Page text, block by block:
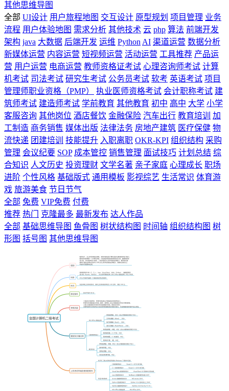
其他思维导图
全部 UI设计 用户旅程地图 交互设计 原型规划 项目管理 业务
流程 用户体验地图 需求分析 其他技术 云 php 算法 前端开发
架构 java 大数据 后端开发 运维 Python AI 渠道运营 数据分析
新媒体运营 内容运营 短视频运营 活动运营 工具推荐 产品运
营 用户运营 电商运营 教师资格证考试 心理咨询师考试 计算
机考试 司法考试 研究生考试 公务员考试 软考 英语考试 项目
管理师职业资格（PMP）
执业医师资格考试 会计职称考试 建
筑师考试 建造师考试 学前教育 其他教育 初中 高中 大学 小学
客服咨询 其他岗位 酒店餐饮 金融保险 汽车出行 教育培训
加
工制造 商务销售 媒体出版 法律法务 房地产建筑 医疗保健 物
流快递 团建培训 技能提升 入职离职 OKR-KPI 组织结构 采购
管理 会议纪要 SOP 成本管控 销售管理 面试技巧 计划总结 综
合知识 人文历史 投资理财 文学名著 亲子家庭 心理成长 职场
进阶 个性风格 基础版式 通用模板 影视综艺 生活常识 体育游
戏 旅游美食 节日节气
全部 免费 VIP免费 付费
推荐 热门 克隆最多 最新发布 达人作品
全部 基础思维导图 鱼骨图 树状结构图 时间轴 组织结构图 树
形图 括号图 其他思维导图